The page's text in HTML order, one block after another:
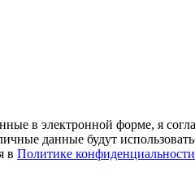
в электронной форме, я
данные будут
в Политике конфиденциальности